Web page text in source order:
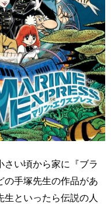
さい頃から家に『ブラ
の手塚先生の作品があ
といったら伝説の人